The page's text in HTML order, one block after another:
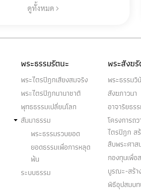
ดูทั้งหมด
พระธรรมรัตนะ
พระไตรปิฎกเสียงสมจริง
พระไตรปิฎกนานาชาติ
พุทธธรรมเปลี่ยนโลก
สัมมาธรรม
พระธรรมรวบยอด
ยอดธรรมเพื่อการหลุด
พ้น
ระบบธรรม
พระสังฆ
พระธรรมวิ
สังฆภาวนา
อาจาริยธร
โครงการถ
ไตรปิฎก ส
สืบพระศาส
กองทุนเพื่อ
บูรณะ-สร้า
พิธีอุปสมบ